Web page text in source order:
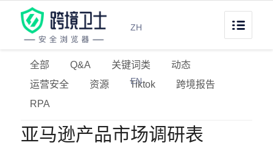
ZH
EN
全部 Q&A 关键词类
动态
运营安全
资源 Tiktok
跨境报告
RPA
亚马逊产品市场调研表